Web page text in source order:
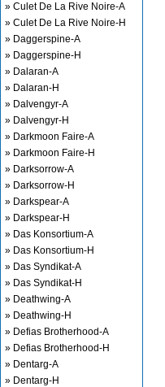
» Culet De La Rive Noire-A
» Culet De La Rive Noire-H
» Daggerspine-A
» Daggerspine-H
» Dalaran-A
» Dalaran-H
» Dalvengyr-A
» Dalvengyr-H
» Darkmoon Faire-A
» Darkmoon Faire-H
» Darksorrow-A
» Darksorrow-H
» Darkspear-A
» Darkspear-H
» Das Konsortium-A
» Das Konsortium-H
» Das Syndikat-A
» Das Syndikat-H
» Deathwing-A
» Deathwing-H
» Defias Brotherhood-A
» Defias Brotherhood-H
» Dentarg-A
» Dentarg-H